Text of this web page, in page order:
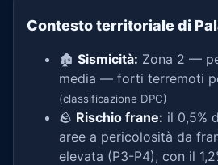
Contesto territoriale di
🏚️ Sismicità: Zona 2 —
media — forti terremoti
(classificazione DPC)
🪨 Rischio frane: il 0,5%
aree a pericolosità da
elevata (P3-P4), con il